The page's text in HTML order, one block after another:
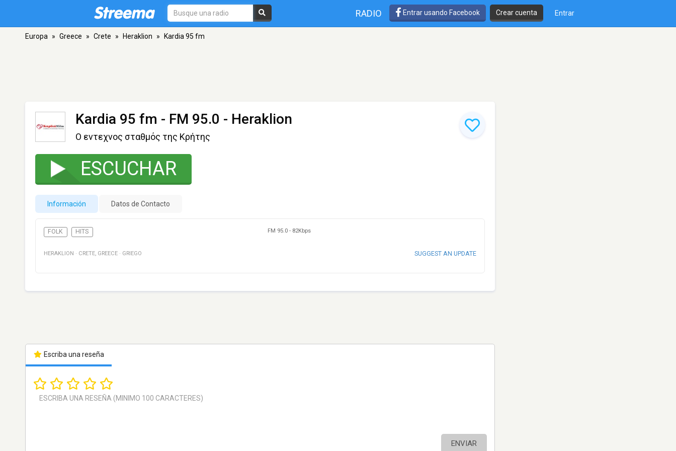
RADIO Entrar usando Facebook Crear cuenta Entrar
Europa » Greece » Crete » Heraklion » Kardia 95 fm
Kardia 95 fm - FM 95.0 - Heraklion
Ο εντεχνος σταθμός της Κρήτης
ESCUCHAR
Información Datos de Contacto
FOLK HITS FM 95.0 - 82Kbps
HERAKLION · CRETE, GREECE · GRIEGO SUGGEST AN UPDATE
Escriba una reseña
ENVIAR